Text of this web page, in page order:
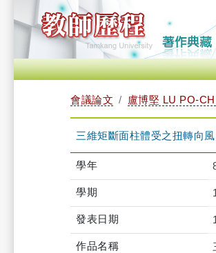
會議論文 盧博堅 LU PO-
三維矩斷面柱體受之扭轉向
學年
學期
發表日期
作品名稱